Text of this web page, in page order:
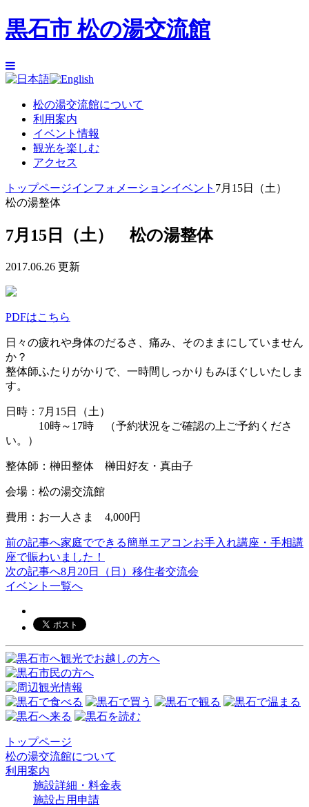
黒石市 松の湯交流館
松の湯交流館について
利用案内
イベント情報
観光を楽しむ
アクセス
トップページインフォメーションイベント 7月15日（土）
松の湯整体
7月15日（土） 松の湯整体
2017.06.26 更新
PDFはこちら
日々の疲れや身体のだるさ、痛み、そのままにしていません
か？
整体師ふたりがかりで、一時間しっかりもみほぐしいたしま
す。
日時：7月15日（土）
10時～17時 （予約状況をご確認の上ご予約くださ
い。）
整体師：榊田整体 榊田好友・真由子
会場：松の湯交流館
費用：お一人さま 4,000円
投
稿
ナ
ー
シ
ョ
ン
前の記事へ家庭でできる簡単エアコンお手入れ講座・手相講
座で賑わいました！
次の記事へ8月20日（日）移住者交流会
イベント一覧へ
トップページ
松の湯交流館について
利用案内
施設詳細・料金表
施設占用申請